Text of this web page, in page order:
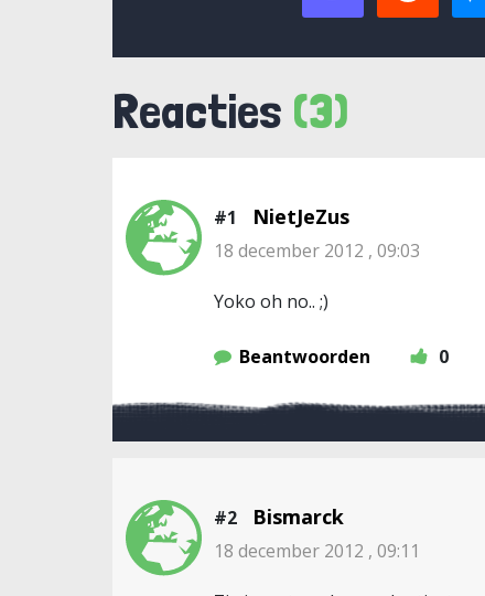
Reacties (3)
#1 NietJeZus
18 december 2012 , 09:03
Yoko oh no.. ;)
Beantwoorden 0
#2 Bismarck
18 december 2012 , 09:11